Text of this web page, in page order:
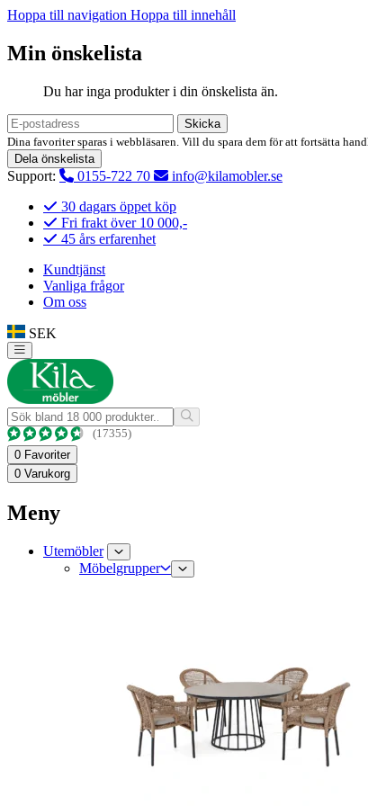
Hoppa till navigation Hoppa till innehåll
Min önskelista
Du har inga produkter i din önskelista än.
Skicka
Dina favoriter sparas i webbläsaren. Vill du spara dem för att fortsätta
Dela önskelista
Support: 0155-722 70
info@kilamobler.se
30 dagars öppet köp
Fri frakt över 10 000,-
45 års erfarenhet
Kundtjänst
Vanliga frågor
Om oss
SEK
(17355)
0 Favoriter
0 Varukorg
Meny
Utemöbler
Möbelgrupper